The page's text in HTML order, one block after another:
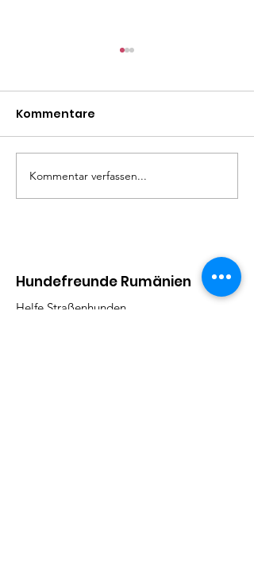
Kommentare
Kommentar verfassen...
Hundefreunde Rumänien
Helfe Straßenhunden